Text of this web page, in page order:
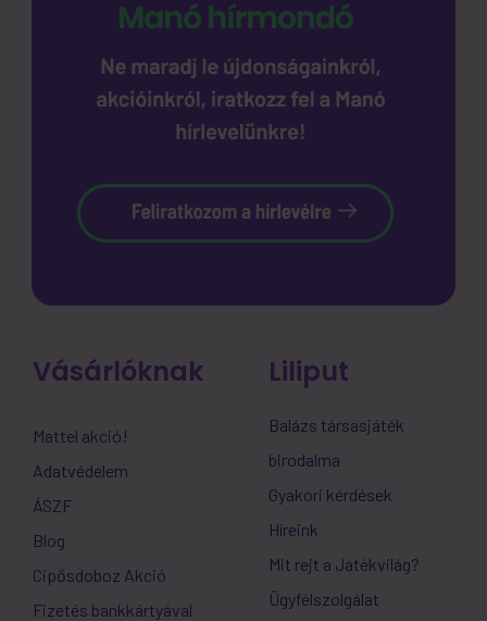
Vásárlóknak
Mattel akció!
Adatvédelem
ÁSZF
Blog
Cipősdoboz Akció
Fizetés bankkártyával
Liliput
Balázs társasjáték
birodalma
Gyakori kérdések
Híreink
Mit rejt a Játékvilág?
Ügyfélszolgálat